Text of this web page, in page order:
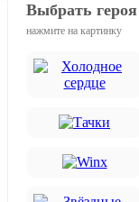
Выбрать героя
нажмите на картинку